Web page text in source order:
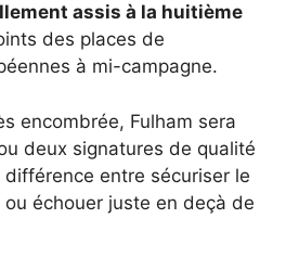
assis à la huitième
des places de
à mi-campagne.
encombrée, Fulham sera
deux signatures de qualité
entre sécuriser le
échouer juste en deçà de